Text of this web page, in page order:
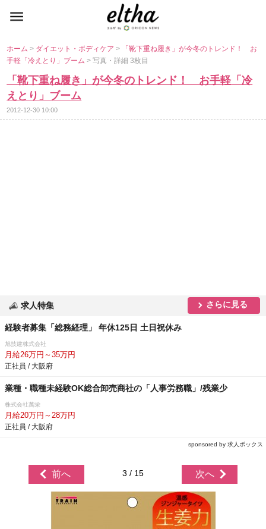
ホーム> ダイエット・ボディケア>
「靴下重ね履き」が今冬のトレンド！ お
手軽「冷えとり」ブーム> 写真・詳細 3枚目
「靴下重ね履き」が今冬のトレンド！ お手軽「冷
えとり」ブーム
2012-12-30 10:00
求人特集 さらに見る
経験者募集「総務経理」 年休125日 土日祝休み
旭技建株式会社
月給26万円～35万円
正社員 / 大阪府
業種・職種未経験OK総合卸売商社の「人事労務職」/残業少
株式会社萬栄
月給20万円～28万円
正社員 / 大阪府
sponsored by 求人ボックス
前へ 3 / 15 次へ